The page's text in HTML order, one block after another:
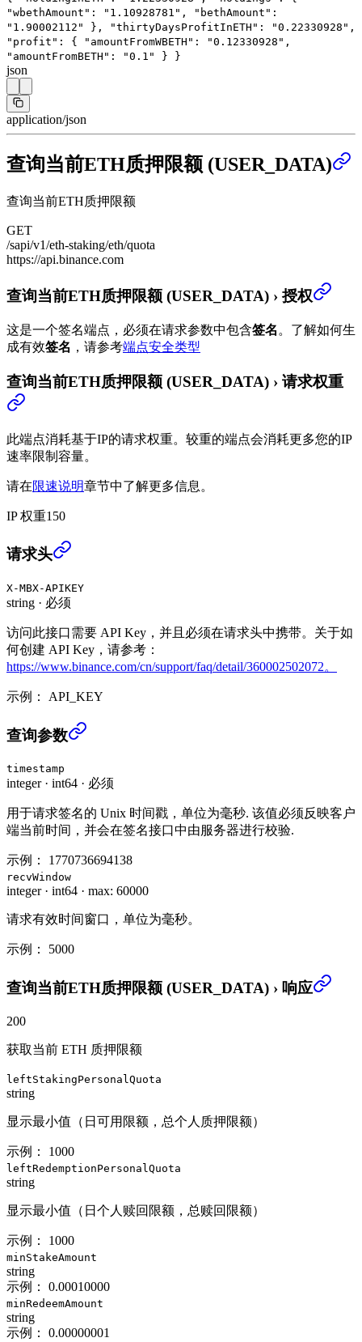
"wbethAmount" : "1.10928781" , "bethAmount" :
"1.90002112"
}, "thirtyDaysProfitInETH" : "0.22330928" ,
"profit" : { "amountFromWBETH" : "0.12330928" ,
"amountFromBETH" : "0.1" } }
json
application/json
查询当前ETH质押限额 (USER_DATA)
查询当前ETH质押限额
GET
/sapi/v1/eth-staking/eth/quota
https://api.binance.com
查询当前ETH质押限额 (USER_DATA) › 授权
这是一个签名端点，必须在请求参数中包含签名 。 了解如何生
成有效签名 ，请参考端点安全类型
查询当前ETH质押限额 (USER_DATA) › 请求权重
此端点消耗基于IP的请求权重。较重的端点会消耗更多您的IP
速率限制容量。
请在限速说明章节中了解更多信息。
IP 权重150
查询当前ETH质押限额 (USER_DATA)
请求头
X-MBX-APIKEY
string · 必须
访问此接口需要 API Key，并且必须在请求头中携带。关于如
何创建 API Key，请参考：
https://www.binance.com/cn/support/faq/detail/360002502072。
示例： API_KEY
查询当前ETH质押限额 (USER_DATA)
查询参数
timestamp
integer· int64 · 必须
用于请求签名的 Unix 时间戳，单位为毫秒. 该值必须反映客户
端当前时间，并会在签名接口中由服务器进行校验.
示例： 1770736694138
recvWindow
integer· int64 · max: 60000
请求有效时间窗口，单位为毫秒。
示例： 5000
查询当前ETH质押限额 (USER_DATA) › 响应
200
获取当前 ETH 质押限额
leftStakingPersonalQuota
string
显示最小值（日可用限额，总个人质押限额）
示例： 1000
leftRedemptionPersonalQuota
string
显示最小值（日个人赎回限额，总赎回限额）
示例： 1000
minStakeAmount
string
示例：
0.00010000
minRedeemAmount
string
示例：
0.00000001